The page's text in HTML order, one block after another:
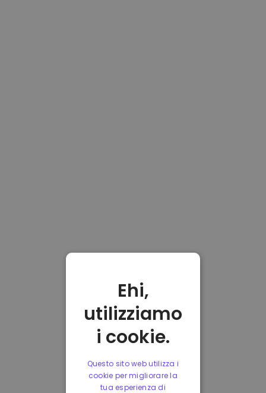
Ehi,
utilizziamo
i cookie.
Questo sito web utilizza i
cookie per migliorare la
tua esperienza di